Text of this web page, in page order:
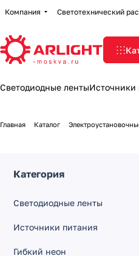
Компания Светотехнический
Светодиодные лентыИсточники
Главная Каталог
Категория
Светодиодные ленты
Источники питания
Гибкий неон